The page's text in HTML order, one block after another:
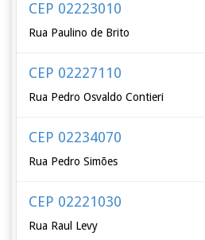
CEP 02223010
Rua Paulino de Brito
CEP 02227110
Rua Pedro Osvaldo Contieri
CEP 02234070
Rua Pedro Simões
CEP 02221030
Rua Raul Levy